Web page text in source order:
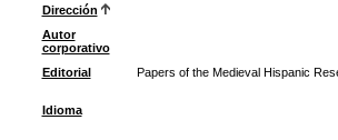
Dirección
Autor
corporativo
Editorial
Papers of the Medieval Hispanic
Idioma